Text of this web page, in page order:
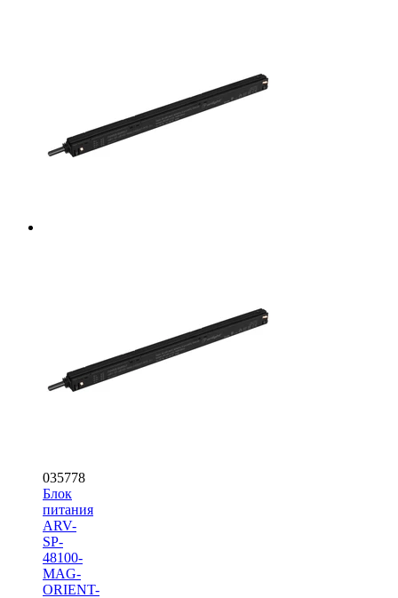
035778
Блок
питания
ARV-
SP-
48100-
MAG-
ORIENT-